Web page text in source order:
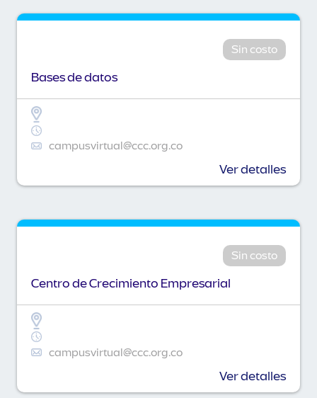
Sin costo
Bases de datos
campusvirtual@ccc.org.co
Ver detalles
Sin costo
Centro de Crecimiento Empresarial
campusvirtual@ccc.org.co
Ver detalles